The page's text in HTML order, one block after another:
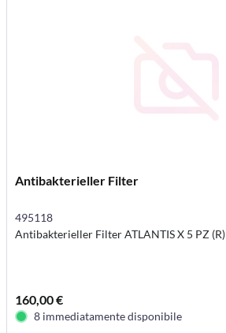
Antibakterieller Filter
495118
Antibakterieller Filter ATLANTIS X 5 PZ (R)
160,00 €
8 immediatamente disponibile